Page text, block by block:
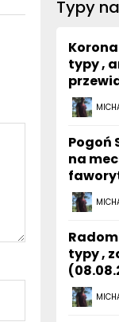
Typy
typy ,
Pogoń
na
typy ,